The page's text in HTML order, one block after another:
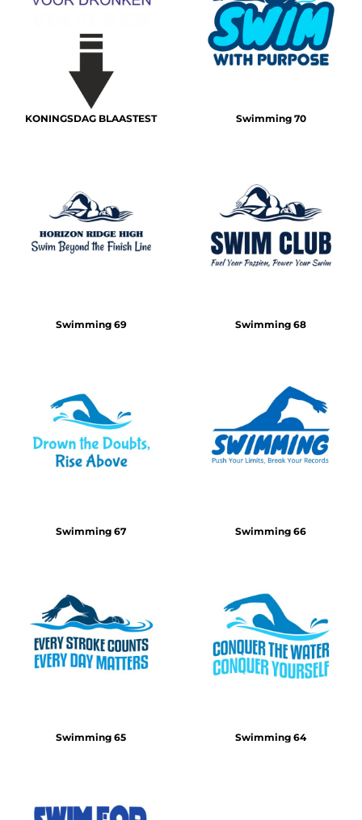
KONINGSDAG BLAASTEST Swimming 70
Swimming 69 Swimming 68
Swimming 67 Swimming 66
Swimming 65 Swimming 64